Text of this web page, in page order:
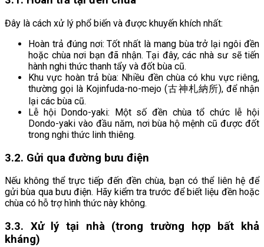
Đây là cách xử lý phổ biến và được khuyến khích nhất:
Hoàn trả đúng nơi: Tốt nhất là mang bùa trở lại ngôi đền
hoặc chùa nơi bạn đã nhận. Tại đây, các nhà sư sẽ tiến
hành nghi thức thanh tẩy và đốt bùa cũ.
Khu vực hoàn trả bùa: Nhiều đền chùa có khu vực riêng,
thường gọi là Kojinfuda-no-mejo (古神札納所), để nhận
lại các bùa cũ.
Lễ hội Dondo-yaki: Một số đền chùa tổ chức lễ hội
Dondo-yaki vào đầu năm, nơi bùa hộ mệnh cũ được đốt
trong nghi thức linh thiêng.
3.2. Gửi qua đường bưu điện
Nếu không thể trực tiếp đến đền chùa, bạn có thể liên hệ để
gửi bùa qua bưu điện. Hãy kiểm tra trước để biết liệu đền hoặc
chùa có hỗ trợ hình thức này không.
3.3. Xử lý tại nhà (trong trường hợp bất khả
kháng)